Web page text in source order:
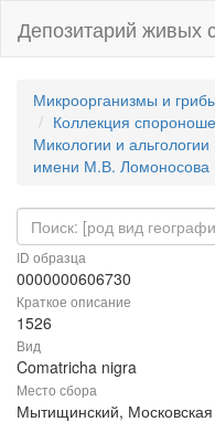
Депозитарий живых
Микроорганизмы и
Коллекция
Микологии и
имени М.В. Ломоносова
ID образца
0000000606730
Краткое описание
1526
Вид
Comatricha nigra
Место сбора
Мытищинский, Московская